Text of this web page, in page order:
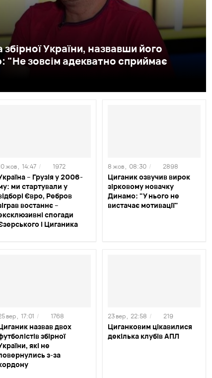
збірної України, назвавши його
зовсім адекватно сприймає
– Грузія у 2006-
ми стартували у
Євро, Ребров
востаннє –
спогади
і Циганика
жов , 14:47 / 1972
Циганик озвучив вирок
зірковому новачку
Динамо: "У нього не
вистачає мотивації"
8 жов , 08:30 / 2898
назвав двох
збірної
які не
з-за
вер , 17:01 / 1768
Циганковим цікавилися
декілька клубів АПЛ
23 вер , 22:58 / 219